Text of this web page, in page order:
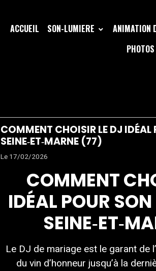
ACCUEIL SON-LUMIERE ANIMATION
PHOTOS
COMMENT CHOISIR LE DJ IDÉAL
SEINE‑ET‑MARNE (77)
Le 17/02/2026
COMMENT
IDÉAL POUR
Le DJ de mariage est le garant de
du vin d’honneur jusqu’à la